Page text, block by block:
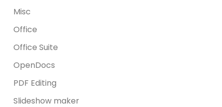
Misc
Office
Office Suite
OpenDocs
PDF Editing
Slideshow maker